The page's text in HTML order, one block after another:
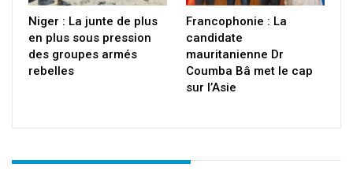
Niger : La junte de plus
en plus sous pression
des groupes armés
rebelles
Francophonie : La
candidate
mauritanienne Dr
Coumba Bâ met le cap
sur l’Asie